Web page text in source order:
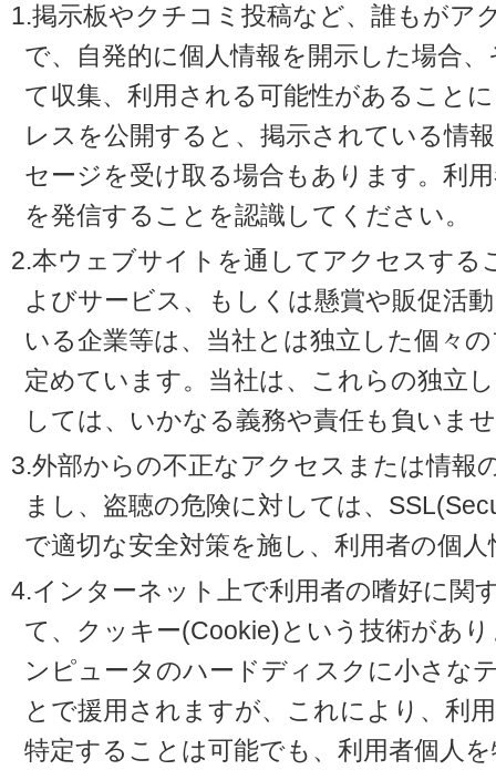
1.掲示板やクチコミ投稿など、誰もがア
で、自発的に個人情報を開示した場合
て収集、利用される可能性があること
レスを公開すると、掲示されている情
セージを受け取る場合もあります。利
を発信することを認識してください。
2.本ウェブサイトを通してアクセスする
よびサービス、もしくは懸賞や販促活
いる企業等は、当社とは独立した個々
定めています。当社は、これらの独立
しては、いかなる義務や責任も負いま
3.外部からの不正なアクセスまたは情報
まし、盗聴の危険に対しては、
で適切な安全対策を施し、利用者の個
4.インターネット上で利用者の嗜好に関
て、クッキー(Cookie)という技術があ
ンピュータのハードディスクに小さな
とで援用されますが、これにより、利
特定することは可能でも、利用者個人